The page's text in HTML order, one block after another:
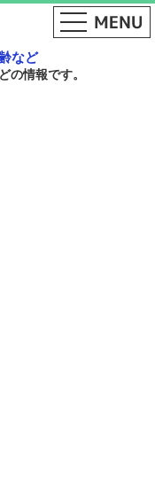
など
の情報です。